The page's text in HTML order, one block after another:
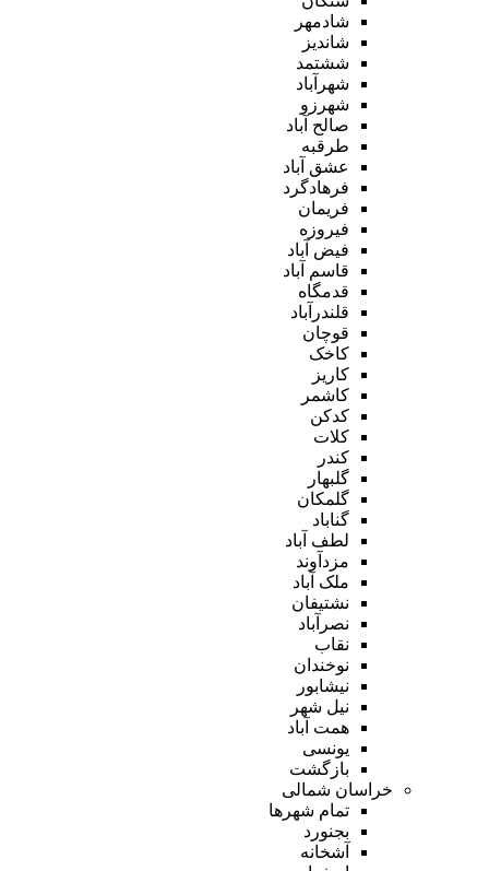
شادمهر
شاندیز
ششتمد
شهرآباد
شهرزو
صالح آباد
طرقبه
عشق آباد
فرهادگرد
فریمان
فیروزه
فیض آباد
قاسم آباد
قدمگاه
قلندرآباد
قوچان
کاخک
کاریز
کاشمر
کدکن
کلات
کندر
گلبهار
گلمکان
گناباد
لطف آباد
مزدآوند
ملک آباد
نشتیفان
نصرآباد
نقاب
نوخندان
نیشابور
نیل شهر
همت آباد
یونسی
بازگشت
خراسان شمالی
تمام شهر‌ها
بجنورد
آشخانه